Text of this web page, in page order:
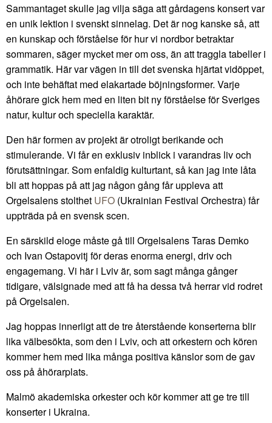
Sammantaget skulle jag vilja säga att gårdagens konsert var
en unik lektion i svenskt sinnelag. Det är nog kanske så, att
en kunskap och förståelse för hur vi nordbor betraktar
sommaren, säger mycket mer om oss, än att traggla tabeller i
grammatik. Här var vägen in till det svenska hjärtat vidöppet,
och inte behäftat med elakartade böjningsformer. Varje
åhörare gick hem med en liten bit ny förståelse för Sveriges
natur, kultur och speciella karaktär.
Den här formen av projekt är otroligt berikande och
stimulerande. Vi får en exklusiv inblick i varandras liv och
förutsättningar. Som enfaldig kulturtant, så kan jag inte låta
bli att hoppas på att jag någon gång får uppleva att
Orgelsalens stolthet UFO (Ukrainian Festival Orchestra) får
uppträda på en svensk scen.
En särskild eloge måste gå till Orgelsalens Taras Demko
och Ivan Ostapovitj för deras enorma energi, driv och
engagemang. Vi här i Lviv är, som sagt många gånger
tidigare, välsignade med att få ha dessa två herrar vid rodret
på Orgelsalen.
Jag hoppas innerligt att de tre återstående konserterna blir
lika välbesökta, som den i Lviv, och att orkestern och kören
kommer hem med lika många positiva känslor som de gav
oss på åhörarplats.
Malmö akademiska orkester och kör kommer att ge tre till
konserter i Ukraina.